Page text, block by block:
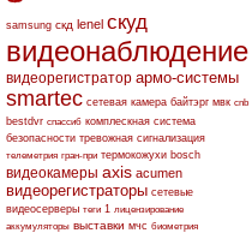
samsung скд lenel скуд
видеонаблюдение
видеорегистратор армо-системы
smartec сетевая камера байтэрг мвк cnb
bestdvr спассиб комплескная система
безопасности тревожная сигнализация
телеметрия гран-при термокожухи bosch
видеокамеры axis acumen
видеорегистраторы сетевые
видеосерверы теги 1 лицензирование
аккумуляторы выставки мчс биометрия